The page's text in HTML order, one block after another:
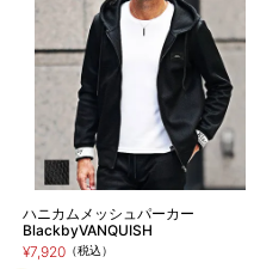
ハニカムメッシュパーカー
BlackbyVANQUISH
¥7,920（税込）